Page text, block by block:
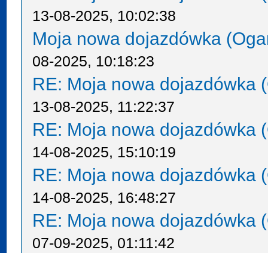
13-08-2025, 10:02:38
Moja nowa dojazdówka
08-2025, 10:18:23
RE: Moja nowa dojazdówka
13-08-2025, 11:22:37
RE: Moja nowa dojazdówka
14-08-2025, 15:10:19
RE: Moja nowa dojazdówka
14-08-2025, 16:48:27
RE: Moja nowa dojazdówka
07-09-2025, 01:11:42